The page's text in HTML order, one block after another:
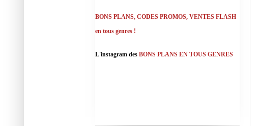
BONS PLANS, CODES PROMOS, VENTES FLASH
en tous genres !
L'instagram des BONS PLANS EN TOUS GENRES